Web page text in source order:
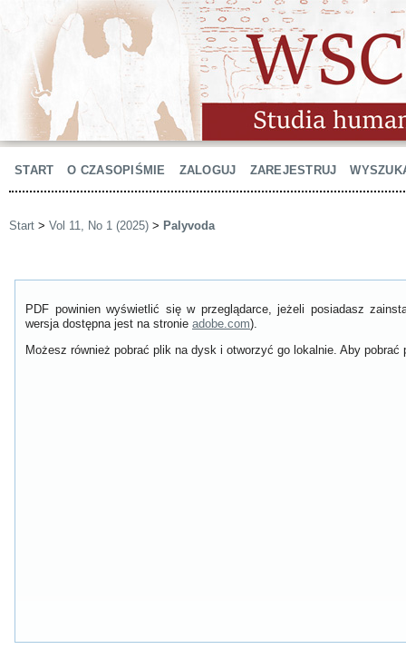
START O CZASOPIŚMIE ZALOGUJ ZAREJESTRUJ
Start > Vol 11, No 1 (2025) > Palyvoda
PDF powinien wyświetlić się w przeglądarce, jeżeli posiadasz
wersja dostępna jest na stronie adobe.com).
Możesz również pobrać plik na dysk i otworzyć go lokalnie. Aby